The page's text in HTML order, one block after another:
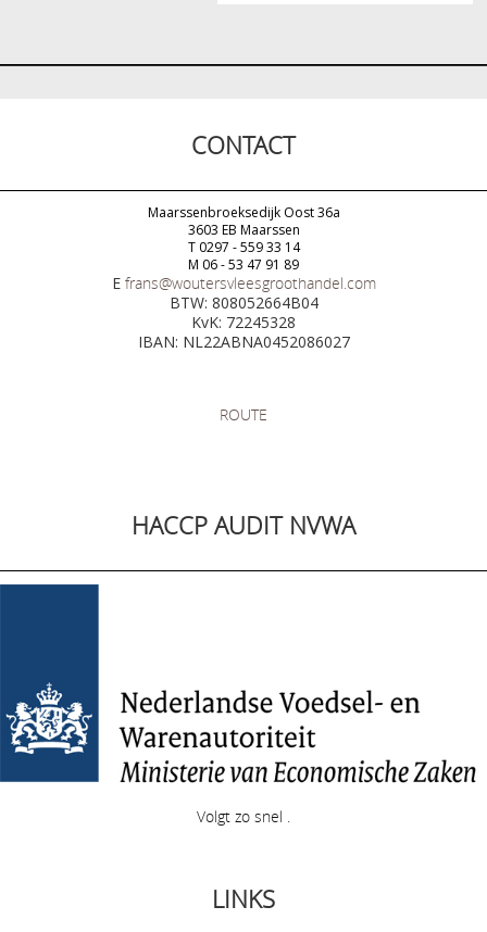
CONTACT
Maarssenbroeksedijk Oost 36a
3603 EB Maarssen
T 0297 - 559 33 14
M 06 - 53 47 91 89
E frans@woutersvleesgroothandel.com
BTW: 808052664B04
KvK: 72245328
IBAN: NL22ABNA0452086027
ROUTE
HACCP AUDIT NVWA
Volgt zo snel .
LINKS